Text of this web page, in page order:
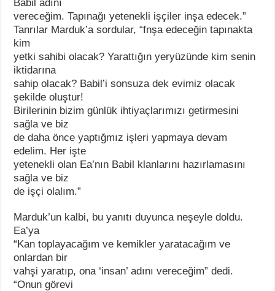
Babil adını
vereceğim. Tapınağı yetenekli işçiler inşa edecek.”
Tanrılar Marduk’a sordular, “fnşa edeceğin tapınakta
kim
yetki sahibi olacak? Yarattığın yeryüzünde kim senin
iktidarına
sahip olacak? Babil’i sonsuza dek evimiz olacak
şekilde oluştur!
Birilerinin bizim günlük ihtiyaçlarımızı getirmesini
sağla ve biz
de daha önce yaptığmız işleri yapmaya devam
edelim. Her işte
yetenekli olan Ea’nın Babil klanlarını hazırlamasını
sağla ve biz
de işçi olalım.”
Marduk’un kalbi, bu yanıtı duyunca neşeyle doldu.
Ea’ya
“Kan toplayacağım ve kemikler yaratacağım ve
onlardan bir
vahşi yaratıp, ona ‘insan’ adını vereceğim” dedi.
“Onun görevi